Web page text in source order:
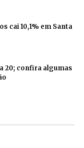
cai 10,1% em Santa
20; confira algumas